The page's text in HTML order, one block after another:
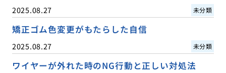
2025.08.27 未分類
矯正ゴム色変更がもたらした自信
2025.08.27 未分類
ワイヤーが外れた時のNG行動と正しい対処法